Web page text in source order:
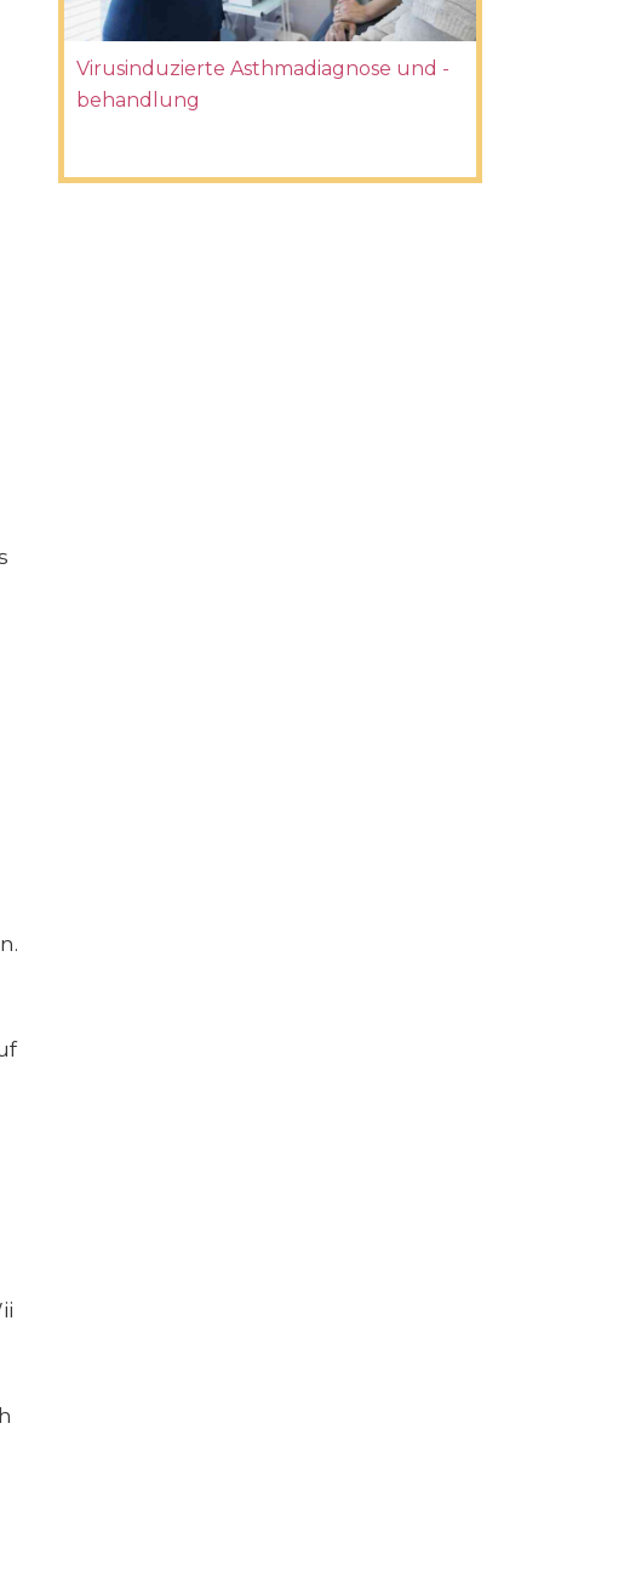
Virusinduzierte Asthmadiagnose und -
behandlung